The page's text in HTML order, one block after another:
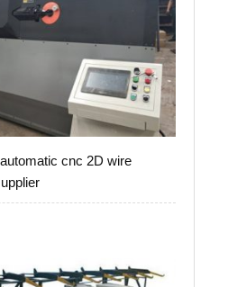
cnc 2D wire